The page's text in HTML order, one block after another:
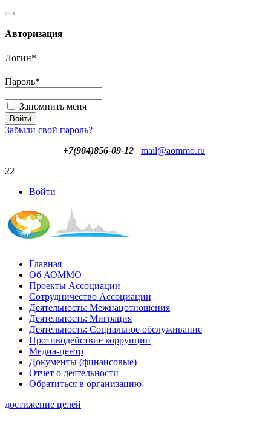
Авторизация
Логин*
Пароль*
Запомнить меня
Забыли свой пароль?
+7(904)856-09-12
mail@aommo.ru
22
Войти
Главная
Об АОММО
Проекты Ассоциации
Сотрудничество Ассоциации
Деятельность: Межнацотношения
Деятельность: Миграция
Деятельность: Социальное обслуживание
Противодействие коррупции
Медиа-центр
Документы (финансовые)
Отчет о деятельности
Обратиться в организацию
достижение целей